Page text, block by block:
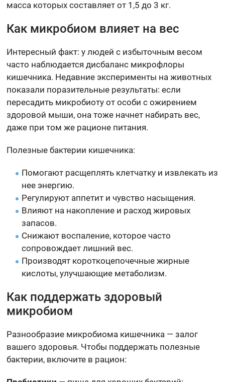
масса которых составляет от 1,5 до 3 кг.
Как микробиом влияет на вес
Интересный факт: у людей с избыточным весом
часто наблюдается дисбаланс микрофлоры
кишечника. Недавние эксперименты на животных
показали поразительные результаты: если
пересадить микробиоту от особи с ожирением
здоровой мыши, она тоже начнет набирать вес,
даже при том же рационе питания.
Полезные бактерии кишечника:
Помогают расщеплять клетчатку и извлекать из
нее энергию.
Регулируют аппетит и чувство насыщения.
Влияют на накопление и расход жировых
запасов.
Снижают воспаление, которое часто
сопровождает лишний вес.
Производят короткоцепочечные жирные
кислоты, улучшающие метаболизм.
Как поддержать здоровый
микробиом
Разнообразие микробиома кишечника — залог
вашего здоровья. Чтобы поддержать полезные
бактерии, включите в рацион: